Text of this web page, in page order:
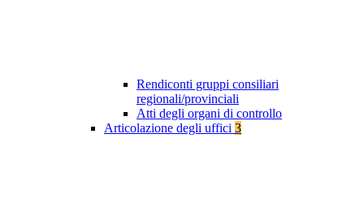
Rendiconti gruppi consiliari
regionali/provinciali
Atti degli organi di controllo
Articolazione degli uffici 3